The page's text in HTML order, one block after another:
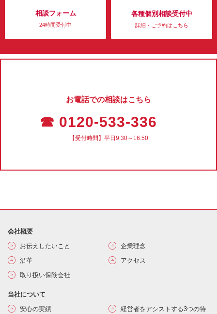
相談フォーム
24時間受付中
各種個別相談受付中
詳細・ご予約はこちら
お電話での相談はこちら
☎ 0120-533-336
【受付時間】平日9:30～16:50
会社概要
お伝えしたいこと
企業理念
沿革
アクセス
取り扱い保険会社
当社について
安心の実績
経営者をアシストする3つの特